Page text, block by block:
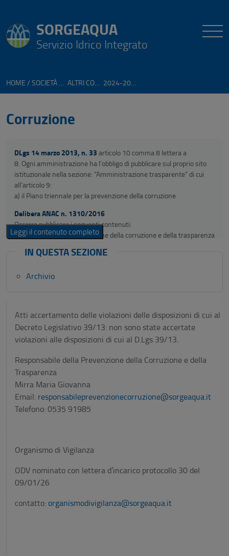
SORGEAQUA
Servizio Idrico Integrato
HOME
Corruzione
DLgs 14 marzo 2013, n. 33 articolo 10 comma 8 lettera a
8. Ogni amministrazione ha l’obbligo di pubblicare sul proprio sito
istituzionale nella sezione: “Amministrazione trasparente” di cui
all’articolo 9:
a) il Piano triennale per la prevenzione della corruzione
Delibera ANAC n. 1310/2016
Occorre pubblicare i seguenti contenuti:
Responsabile della prevenzione della corruzione e della trasparenza
dell’illegalità (laddove adottati)
recante i risultati dell’attività svolta (entro il 15 dicembre di ogni
provvedimenti in materia di vigilanza e controllo nell’anticorruzione
Atti di accertamento delle violazioni delle disposizioni di cui al d.lgs.
n. 39/2013
Leggi il contenuto completo
IN QUESTA SEZIONE
Archivio
Atti accertamento delle violazioni delle disposizioni di cui al
Decreto Legislativo 39/13: non sono state accertate
violazioni alle disposizioni di cui al D.Lgs 39/13.
Responsabile della Prevenzione della Corruzione e della
Trasparenza
Mirra Maria Giovanna
Email: responsabileprevenzionecorruzione@sorgeaqua.it
Telefono: 0535 91985
Organismo di Vigilanza
ODV nominato con lettera d’incarico protocollo 30 del
09/01/26
contatto: organismodivigilanza@sorgeaqua.it